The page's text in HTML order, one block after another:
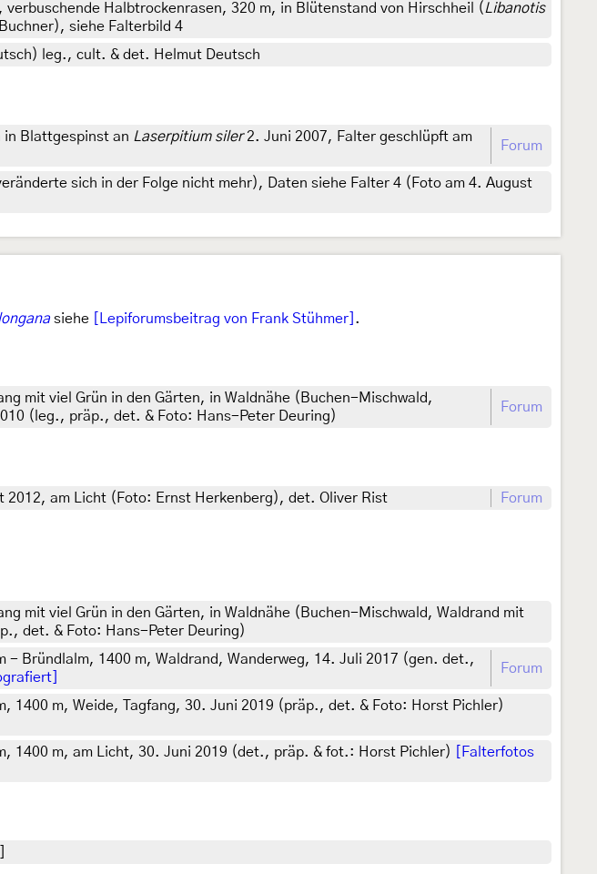
Halbtrockenrasen, 320 m, in Blütenstand von Hirschheil ( Libanotis
siehe Falterbild 4
leg., cult. & det. Helmut Deutsch
Blattgespinst an Laserpitium siler2. Juni 2007, Falter geschlüpft am
Forum
sich in der Folge nicht mehr), Daten siehe Falter 4 (Foto am 4. August
siehe [Lepiforumsbeitrag von Frank Stühmer] .
mit viel Grün in den Gärten, in Waldnähe (Buchen-Mischwald,
(leg., präp., det. & Foto: Hans-Peter Deuring)
Forum
am Licht (Foto: Ernst Herkenberg), det. Oliver Rist Forum
mit viel Grün in den Gärten, in Waldnähe (Buchen-Mischwald, Waldrand mit
det. & Foto: Hans-Peter Deuring)
Bründlalm, 1400 m, Waldrand, Wanderweg, 14. Juli 2017 (gen. det.,
Forum
1400 m, Weide, Tagfang, 30. Juni 2019 (präp., det. & Foto: Horst Pichler)
1400 m, am Licht, 30. Juni 2019 (det., präp. & fot.: Horst Pichler)
[Falterfotos